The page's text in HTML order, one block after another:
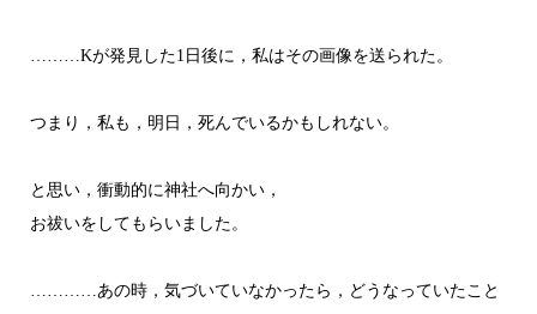
………Kが発見した1日後に，私はその画像を送られた。
つまり，私も，明日，死んでいるかもしれない。
と思い，衝動的に神社へ向かい，
お祓いをしてもらいました。
…………あの時，気づいていなかったら，どうなっていたこと